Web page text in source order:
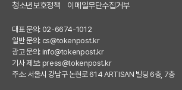
청소년보호정책
이메일무단수집거부
대표 문의: 02-6674-1012
일반 문의: cs@tokenpost.kr
광고 문의: info@tokenpost.kr
기사 제보: press@tokenpost.kr
주소: 서울시 강남구 논현로 614 ARTISAN 빌딩 6층, 7층